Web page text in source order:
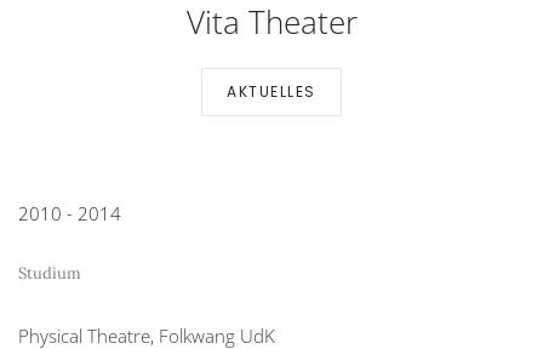
Vita Theater
AKTUELLES
2010 - 2014
Studium
Physical Theatre, Folkwang UdK